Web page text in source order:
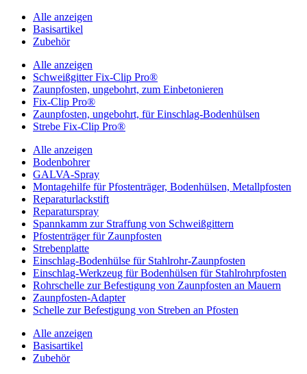
Alle anzeigen
Basisartikel
Zubehör
Alle anzeigen
Schweißgitter Fix-Clip Pro®
Zaunpfosten, ungebohrt, zum Einbetonieren
Fix-Clip Pro®
Zaunpfosten, ungebohrt, für Einschlag-Bodenhülsen
Strebe Fix-Clip Pro®
Alle anzeigen
Bodenbohrer
GALVA-Spray
Montagehilfe für Pfostenträger, Bodenhülsen, Metallpfosten
Reparaturlackstift
Reparaturspray
Spannkamm zur Straffung von Schweißgittern
Pfostenträger für Zaunpfosten
Strebenplatte
Einschlag-Bodenhülse für Stahlrohr-Zaunpfosten
Einschlag-Werkzeug für Bodenhülsen für Stahlrohrpfosten
Rohrschelle zur Befestigung von Zaunpfosten an Mauern
Zaunpfosten-Adapter
Schelle zur Befestigung von Streben an Pfosten
Alle anzeigen
Basisartikel
Zubehör